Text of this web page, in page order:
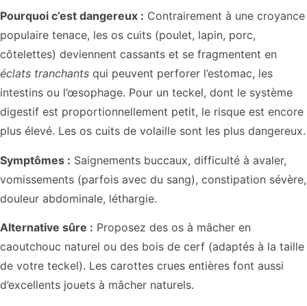
Pourquoi c’est dangereux : Contrairement à une croyance
populaire tenace, les os cuits (poulet, lapin, porc,
côtelettes) deviennent cassants et se fragmentent en
éclats tranchants qui peuvent perforer l’estomac, les
intestins ou l’œsophage. Pour un teckel, dont le système
digestif est proportionnellement petit, le risque est encore
plus élevé. Les os cuits de volaille sont les plus dangereux.
Symptômes : Saignements buccaux, difficulté à avaler,
vomissements (parfois avec du sang), constipation sévère,
douleur abdominale, léthargie.
Alternative sûre : Proposez des os à mâcher en
caoutchouc naturel ou des bois de cerf (adaptés à la taille
de votre teckel). Les carottes crues entières font aussi
d’excellents jouets à mâcher naturels.